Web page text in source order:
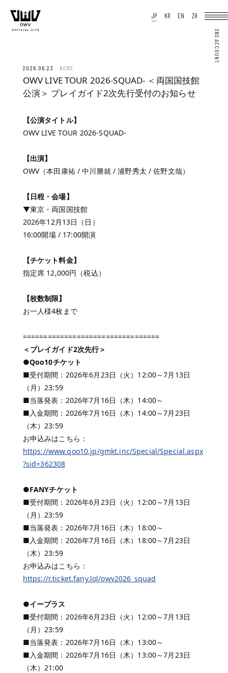
NEWS
SCHEDULE
PROFILE
LOGIN
WEB RADIO
MEMBER DIARY
FORTUNE
JP KR EN ZH
2026.06.23 NEWS
OWV LIVE TOUR 2026-SQUAD- ＜両国国技館
公演＞ プレイガイド2次先行受付のお知らせ
【公演タイトル】
OWV LIVE TOUR 2026-SQUAD-
【出演】
OWV（本田康祐 / 中川勝就 / 浦野秀太 / 佐野文哉）
【日程・会場】
▼東京・両国国技館
2026年12月13日（日）
16:00開場 / 17:00開演
【チケット料金】
指定席 12,000円（税込）
【枚数制限】
お一人様4枚まで
=================================
＜プレイガイド2次先行＞
●Qoo10チケット
■受付期間：2026年6月23日（火）12:00～7月13日
（月）23:59
■当落発表：2026年7月16日（木）14:00～
■入金期間：2026年7月16日（木）14:00～7月23日
（木）23:59
お申込みはこちら：
https://www.qoo10.jp/gmkt.inc/Special/Special.aspx
?sid=362308
●FANYチケット
■受付期間：2026年6月23日（火）12:00～7月13日
（月）23:59
■当落発表：2026年7月16日（木）18:00～
■入金期間：2026年7月16日（木）18:00～7月23日
（木）23:59
お申込みはこちら：
https://r.ticket.fany.lol/owv2026_squad
●イープラス
■受付期間：2026年6月23日（火）12:00～7月13日
（月）23:59
■当落発表：2026年7月16日（木）13:00～
■入金期間：2026年7月16日（木）13:00～7月23日
（木）21:00